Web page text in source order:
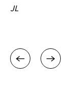
JL